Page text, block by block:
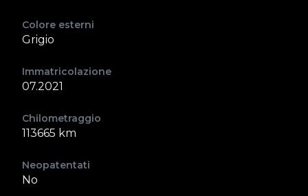
Colore esterni
Grigio
Immatricolazione
07.2021
Chilometraggio
113665 km
Neopatentati
No